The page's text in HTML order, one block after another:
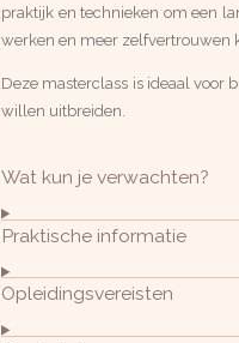
praktijk en technieken om een
werken en meer zelfvertrouwen
Deze masterclass is ideaal voor
willen uitbreiden.
Wat kun je verwachten?
Praktische informatie
Opleidingsvereisten